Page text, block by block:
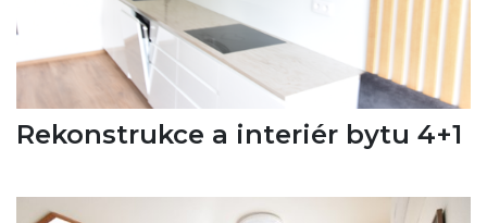
Rekonstrukce a interiér bytu 4+1